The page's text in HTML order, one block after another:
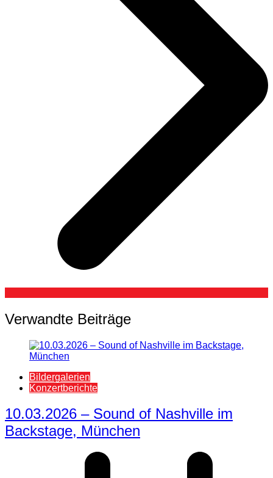
Verwandte Beiträge
Bildergalerien
Konzertberichte
10.03.2026 – Sound of Nashville im
Backstage, München